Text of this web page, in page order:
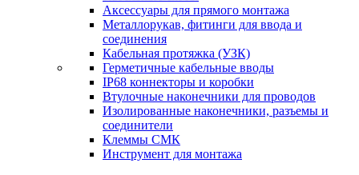
Аксессуары для прямого монтажа
Металлорукав, фитинги для ввода и
соединения
Кабельная протяжка (УЗК)
Герметичные кабельные вводы
IP68 коннекторы и коробки
Втулочные наконечники для проводов
Изолированные наконечники, разъемы и
соединители
Клеммы СМК
Инструмент для монтажа